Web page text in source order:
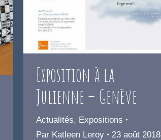
Exposition à la
Julienne – Genève
Actualités, Expositions
Par Katleen Leroy 23 août 2018